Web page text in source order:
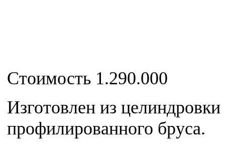
Стоимость 1.290.000
Изготовлен из
профилированного бруса.